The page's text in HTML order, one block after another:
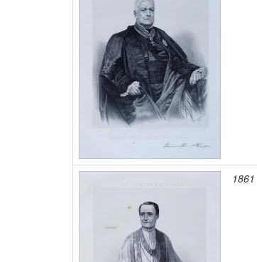
1861